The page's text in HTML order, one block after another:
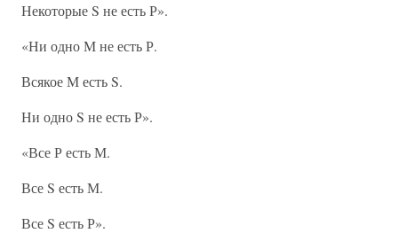
Некоторые S не есть Р».
«Ни одно М не есть Р.
Всякое М есть S.
Ни одно S не есть Р».
«Все Р есть М.
Все S есть М.
Все S есть Р».